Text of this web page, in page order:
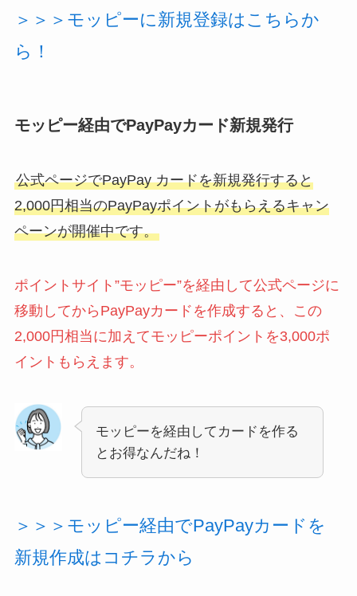
＞＞＞モッピーに新規登録はこちらか
ら！
モッピー経由でPayPayカード新規発行
公式ページでPayPay カードを新規発行すると
2,000円相当のPayPayポイントがもらえるキャン
ペーンが開催中です。
ポイントサイト”モッピー”を経由して公式ページに
移動してからPayPayカードを作成すると、この
2,000円相当に加えてモッピーポイントを3,000ポ
イントもらえます。
モッピーを経由してカードを作る
とお得なんだね！
＞＞＞モッピー経由でPayPayカードを
新規作成はコチラから